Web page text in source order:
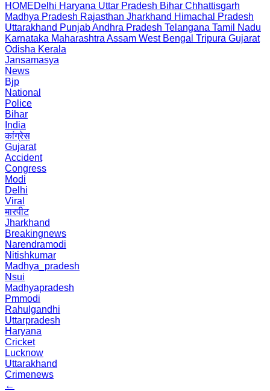
HOMEDelhi Haryana Uttar Pradesh Bihar Chhattisgarh
Madhya Pradesh Rajasthan Jharkhand Himachal Pradesh
Uttarakhand PunjabAndhra Pradesh Telangana Tamil Nadu
Karnataka Maharashtra Assam West Bengal Tripura Gujarat
Odisha Kerala
Jansamasya
News
Bjp
National
Police
Bihar
India
कांग्रेस
Gujarat
Accident
Congress
Modi
Delhi
Viral
मारपीट
Jharkhand
Breakingnews
Narendramodi
Nitishkumar
Madhya_pradesh
Nsui
Madhyapradesh
Pmmodi
Rahulgandhi
Uttarpradesh
Haryana
Cricket
Lucknow
Uttarakhand
Crimenews
←